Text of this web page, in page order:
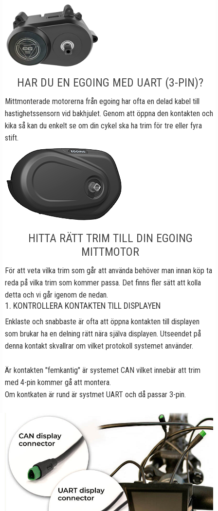
HAR DU EN EGOING MED UART (3-PIN)?
Mittmonterade motorerna från egoing har ofta en delad kabel till
hastighetssensorn vid bakhjulet. Genom att öppna den kontakten och
kika så kan du enkelt se om din cykel ska ha trim för tre eller fyra
stift.
HITTA RÄTT TRIM TILL DIN EGOING
MITTMOTOR
För att veta vilka trim som går att använda behöver man innan köp ta
reda på vilka trim som kommer passa. Det finns fler sätt att kolla
detta och vi går igenom de nedan.
1. KONTROLLERA KONTAKTEN TILL DISPLAYEN
Enklaste och snabbaste är ofta att öppna kontakten till displayen
som brukar ha en delning rätt nära själva displayen. Utseendet på
denna kontakt skvallrar om vilket protokoll systemet använder.
Är kontakten "femkantig" är systemet CAN vilket innebär att trim
med 4-pin kommer gå att montera.
Om kontkaten är rund är systmet UART och då passar 3-pin.